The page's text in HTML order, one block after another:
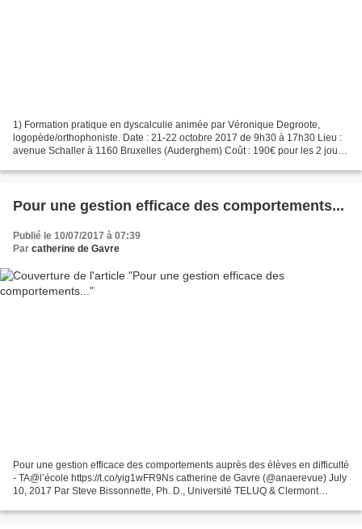
1) Formation pratique en dyscalculie animée par Véronique Degroote,
logopède/orthophoniste. Date : 21-22 octobre 2017 de 9h30 à 17h30 Lieu :
avenue Schaller à 1160 Bruxelles (Auderghem) Coût : 190€ pour les 2 jours
Pour une gestion efficace des comportements...
Publié le 10/07/2017 à 07:39
Par catherine de Gavre
Pour une gestion efficace des comportements auprès des élèves en difficulté
- TA@l’école https://t.co/yig1wFR9Ns catherine de Gavre (@anaerevue) July
10, 2017 Par Steve Bissonnette, Ph. D., Université TELUQ & Clermont